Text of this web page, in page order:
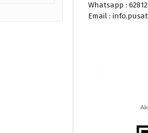
Whatsapp :
Email :